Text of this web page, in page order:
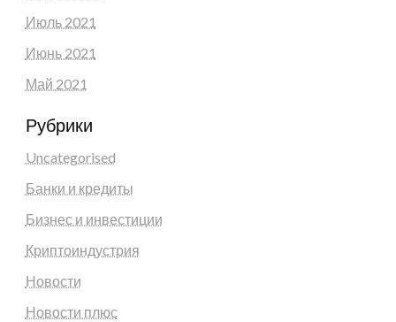
Июль 2021
Июнь 2021
Май 2021
Рубрики
Uncategorised
Банки и кредиты
Бизнес и инвестиции
Криптоиндустрия
Новости
Новости плюс